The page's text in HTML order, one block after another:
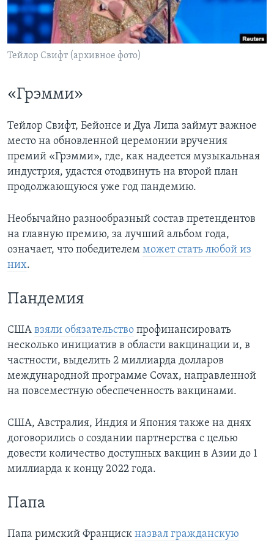
Learning English
СОЦИАЛЬНЫЕ СЕТИ
Тейлор Свифт (архивное фото)
«Грэмми»
Тейлор Свифт, Бейонсе и Дуа Липа займут важное
место на обновленной церемонии вручения
премий «Грэмми», где, как надеется музыкальная
индустрия, удастся отодвинуть на второй план
продолжающуюся уже год пандемию.
Необычайно разнообразный состав претендентов
на главную премию, за лучший альбом года,
означает, что победителем может стать любой из
них.
Пандемия
США взяли обязательство профинансировать
несколько инициатив в области вакцинации и, в
частности, выделить 2 миллиарда долларов
международной программе Covax, направленной
на повсеместную обеспеченность вакцинами.
США, Австралия, Индия и Япония также на днях
договорились о создании партнерства с целью
довести количество доступных вакцин в Азии до 1
миллиарда к концу 2022 года.
Папа
Папа римский Франциск назвал гражданскую